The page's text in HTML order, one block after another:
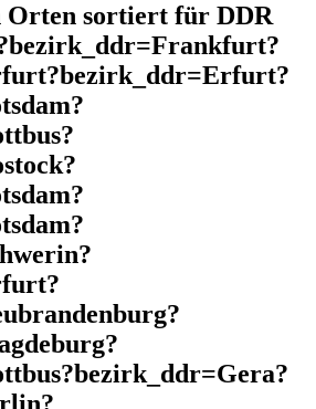
Orten sortiert für DDR